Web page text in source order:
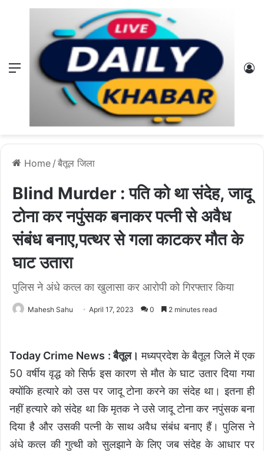
Menu
Home / बैतूल जिला
Blind Murder : पति को था संदेह, जादू
टोना कर नपुंसक बनाकर पत्नी से अवैध
संबंध बनाए,पत्थर से गला काटकर मौत के
घाट उतारा
पुलिस ने अंधे कत्ल का खुलासा कर आरोपी को गिरफ्तार किया
Mahesh Sahu April 17, 2023 0 2 minutes read
Today Crime News : बैतूल। मध्यप्रदेश के बैतूल जिले में एक
50 वर्षीय वृद्ध को सिर्फ इस कारण से मौत के घाट उतार दिया गया
क्योंकि हत्यारे को उस पर जादू टोना करने का संदेह था। इतना ही
नहीं हत्यारे को संदेह था कि मृतक ने उसे जादू टोना कर नपुंसक बना
दिया है और उसकी पत्नी के साथ अवैध संबंध बनाए हैं। पुलिस ने
अंधे कत्ल की गुत्थी को सुलझाने के लिए जब संदेह के आधार पर